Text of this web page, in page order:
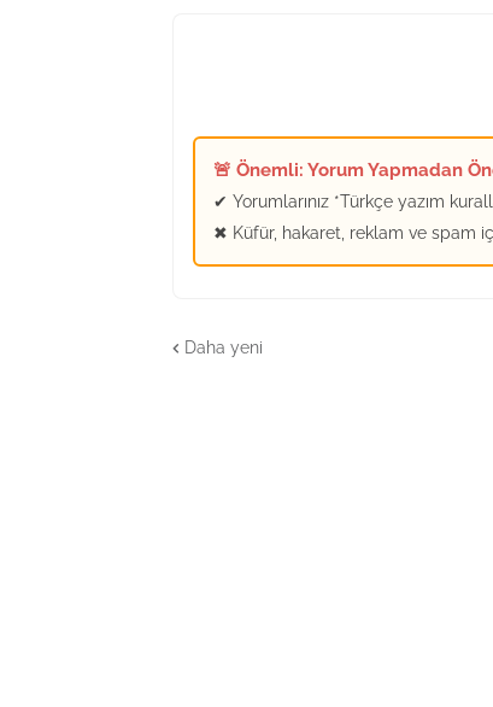
🚨 Önemli: Yorum Yapmadan
✔ Yorumlarınız *Türkçe yazım
✖ Küfür, hakaret, reklam ve spam
Daha yeni